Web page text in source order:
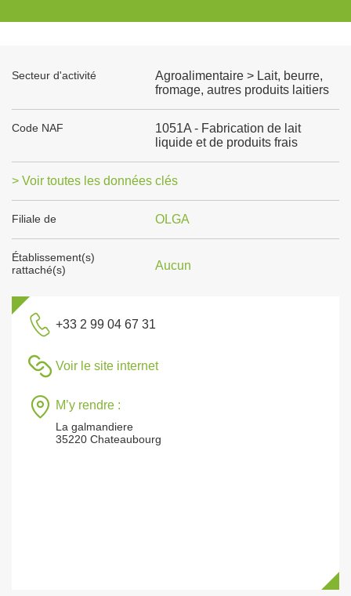
Secteur d'activité
Agroalimentaire > Lait, beurre,
fromage, autres produits laitiers
Code NAF
1051A - Fabrication de lait
liquide et de produits frais
> Voir toutes les données clés
Filiale de OLGA
Établissement(s)
rattaché(s)
Aucun
+33 2 99 04 67 31
Voir le site internet
M’y rendre :
La galmandiere
35220 Chateaubourg